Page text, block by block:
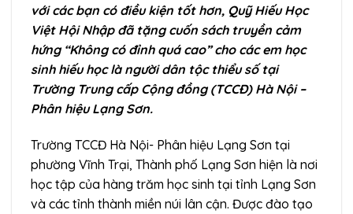
với các bạn có điều kiện tốt hơn, Quỹ Hiếu Học
Việt Hội Nhập đã tặng cuốn sách truyền cảm
hứng “Không có đỉnh quá cao” cho các em học
sinh hiếu học là người dân tộc thiểu số tại
Trường Trung cấp Cộng đồng (TCCĐ) Hà Nội –
Phân hiệu Lạng Sơn.
Trường TCCĐ Hà Nội- Phân hiệu Lạng Sơn tại
phường Vĩnh Trại, Thành phố Lạng Sơn hiện là nơi
học tập của hàng trăm học sinh tại tỉnh Lạng Sơn
và các tỉnh thành miền núi lân cận. Được đào tạo